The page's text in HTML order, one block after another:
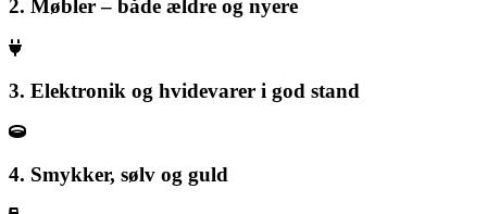
2. Møbler – både ældre og nyere
3. Elektronik og hvidevarer i god stand
4. Smykker, sølv og guld